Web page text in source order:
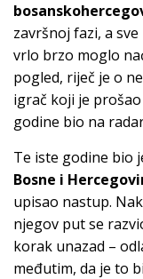
završnoj fazi, a
vrlo brzo moglo
pogled, riječ je o
igrač koji je
godine bio na
Te iste godine bio
Bosne i
upisao nastup.
njegov put se
korak unazad –
međutim, da je to